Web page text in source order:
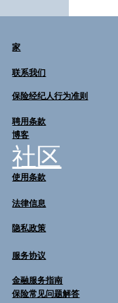
家
联系我们
保险经纪人行为准则
聘用条款
博客
社区
使用条款
法律信息
隐私政策
服务协议
金融服务指南
保险常见问题解答